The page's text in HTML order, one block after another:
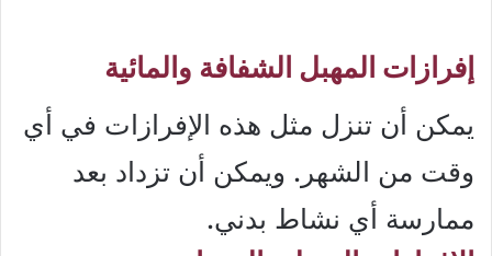
إفرازات المهبل الشفافة والمائية
يمكن أن تنزل مثل هذه الإفرازات في أي
وقت من الشهر. ويمكن أن تزداد بعد
ممارسة أي نشاط بدني.